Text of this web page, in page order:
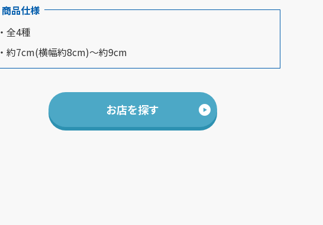
商品仕様
・全4種
・約7cm(横幅約8cm)～約9cm
お店を探す